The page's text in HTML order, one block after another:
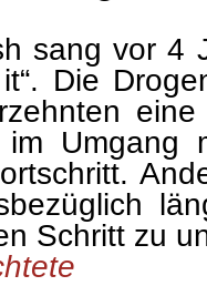
sang vor 4
Die
eine
Umgang
Schritt zu